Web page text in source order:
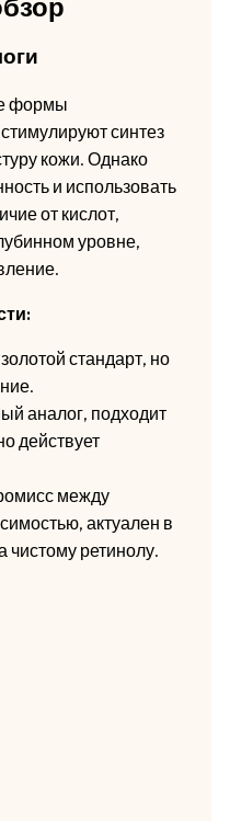
формы
синтез
кожи. Однако
и использовать
от кислот,
уровне,
стандарт, но
аналог, подходит
действует
между
актуален в
чистому ретинолу.